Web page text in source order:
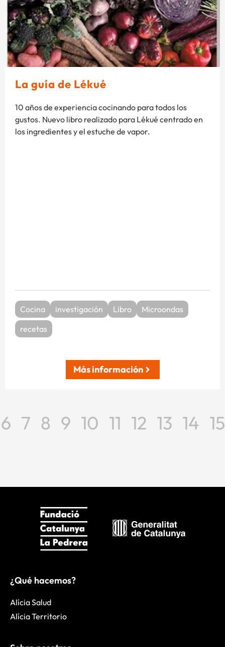
La guía de Lékué
10 años de experiencia cocinando para todos los
gustos. Nuevo libro realizado para Lékué centrado en
los ingredientes y el estuche de vapor.
Cocina investigación Libro
Microondas
recetas
Más información
6 7 8 9 10 11 12 13 14 15
¿Qué hacemos?
Alícia Salud
Alícia Territorio